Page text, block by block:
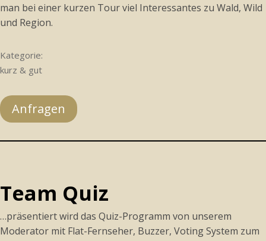
man bei einer kurzen Tour viel Interessantes zu Wald, Wild
und Region.
Kategorie:
kurz & gut
Anfragen
Team Quiz
…präsentiert wird das Quiz-Programm von unserem
Moderator mit Flat-Fernseher, Buzzer, Voting System zum